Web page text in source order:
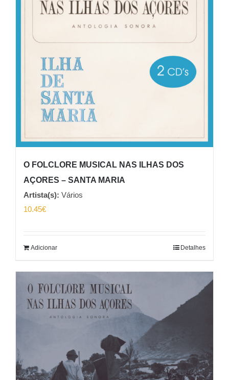
O FOLCLORE MUSICAL NAS ILHAS DOS
AÇORES – SANTA MARIA
Artista(s): Vários
10.45€
Adicionar Detalhes